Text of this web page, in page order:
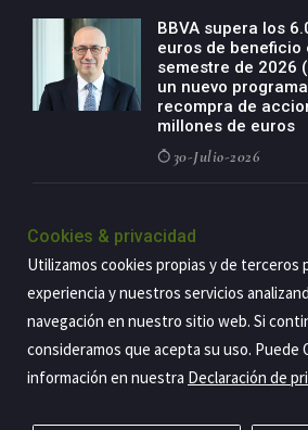
BBVA supera los
euros de beneficio
semestre de 2026
un nuevo
recompra de
millones de euros
30-Julio-2026
negocio agro con
de especialización
países
29-Julio-2026
Cookies & privacidad
Utilizamos cookies propias y de terceros
experiencia y nuestros servicios
navegación en nuestro sitio web. Si
consideramos que acepta su uso. Puede
información en nuestra Declaración de